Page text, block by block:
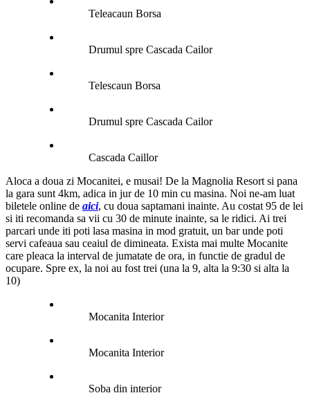
Teleacaun Borsa
Drumul spre Cascada Cailor
Telescaun Borsa
Drumul spre Cascada Cailor
Cascada Caillor
Aloca a doua zi Mocanitei, e musai! De la Magnolia Resort si pana
la gara sunt 4km, adica in jur de 10 min cu masina. Noi ne-am luat
biletele online de aici, cu doua saptamani inainte. Au costat 95 de lei
si iti recomanda sa vii cu 30 de minute inainte, sa le ridici. Ai trei
parcari unde iti poti lasa masina in mod gratuit, un bar unde poti
servi cafeaua sau ceaiul de dimineata. Exista mai multe Mocanite
care pleaca la interval de jumatate de ora, in functie de gradul de
ocupare. Spre ex, la noi au fost trei (una la 9, alta la 9:30 si alta la
10)
Mocanita Interior
Mocanita Interior
Soba din interior